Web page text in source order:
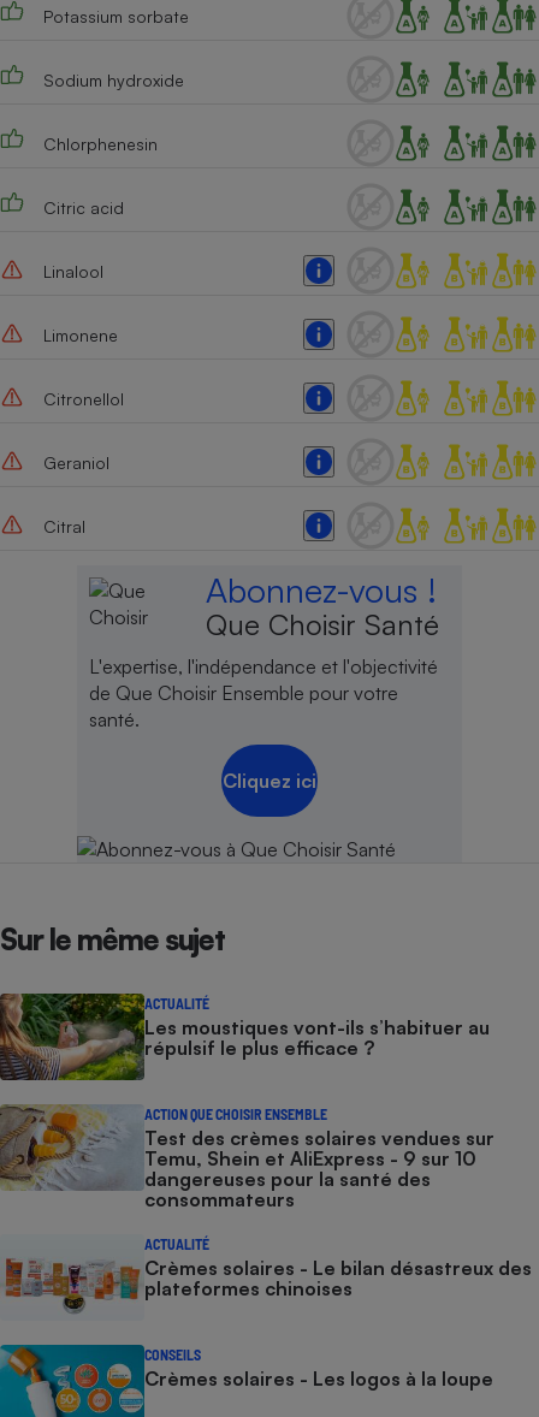
Potassium sorbate
Sodium hydroxide
Chlorphenesin
Citric acid
Linalool
Limonene
Citronellol
Geraniol
Citral
Abonnez-vous !
Que Choisir Santé
L'expertise, l'indépendance et l'objectivité
de Que Choisir Ensemble pour votre
santé.
Cliquez ici
Sur le même sujet
ACTUALITÉ
Les moustiques vont-ils s’habituer au
répulsif le plus efficace ?
ACTION QUE CHOISIR ENSEMBLE
Test des crèmes solaires vendues sur
Temu, Shein et AliExpress - 9 sur 10
dangereuses pour la santé des
consommateurs
ACTUALITÉ
Crèmes solaires - Le bilan désastreux des
plateformes chinoises
CONSEILS
Crèmes solaires - Les logos à la loupe